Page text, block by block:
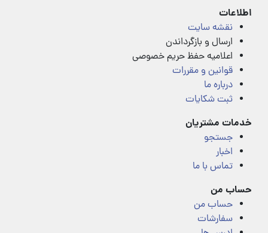
اطلاعات
نقشه سایت
ارسال و بازگرداندن
اعلامیه حفظ حریم خصوصی
قوانین و مقررات
درباره ما
ثبت شکایات
خدمات مشتریان
جستجو
اخبار
تماس با ما
حساب من
حساب من
سفارشات